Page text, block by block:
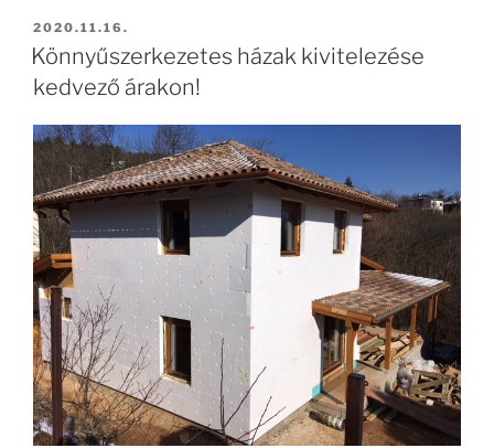
BEKÜLDVE:
2020.11.16.
Könnyűszerkezetes házak kivitelezése
kedvező árakon!